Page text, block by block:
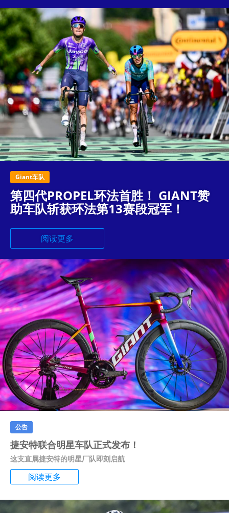
Giant车队
第四代PROPEL环法首胜！ GIANT赞
助车队斩获环法第13赛段冠军！
阅读更多
公告
捷安特联合明星车队正式发布！
这支直属捷安特的明星厂队即刻启航
阅读更多